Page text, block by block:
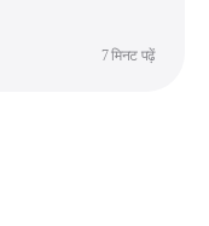
7 मिनट पढ़ें